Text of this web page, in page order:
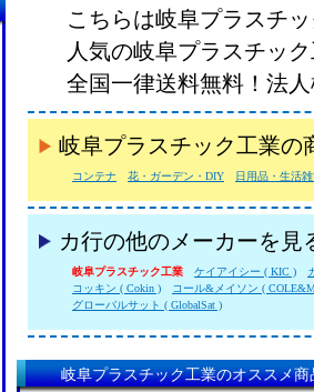
こちらは岐阜プラスチ
人気の岐阜プラスチッ
全国一律送料無料！法
岐阜プラスチック工業の
コンテナ 花・ガーデン・DIY 日用品・生活
カ行の他のメーカーを見
岐阜プラスチック工業 ケイアイシー ( KIC )
コッキン ( Cokin )
コール&メイソン (
グローバルサット ( GlobalSat )
岐阜プラスチック工業のオススメ商